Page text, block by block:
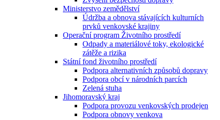
Ministerstvo zemědělství
Údržba a obnova stávajících kulturních
prvků venkovské krajiny
Operační program Životního prostředí
Odpady a materiálové toky, ekologické
zátěže a rizika
Státní fond životního prostředí
Podpora alternativních způsobů dopravy
Podpora obcí v národních parcích
Zelená stuha
Jihomoravský kraj
Podpora provozu venkovských prodejen
Podpora obnovy venkova